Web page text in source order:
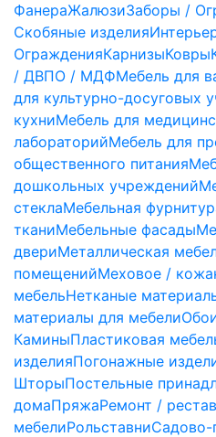
ФанераЖалюзиЗаборы /
Скобяные изделия
ОгражденияКарнизыКовры
/ ДВПО / МДФМебель для
для культурно-досуговых
кухниМебель для
лабораторийМебель для
общественного питания
дошкольных учреждений
стеклаМебельная
тканиМебельные фасады
двериМеталлическая
помещенийМеховое /
мебельНетканые
материалы для мебели
КаминыПластиковая
изделияПогонажные
ШторыПостельные
домаПряжаРемонт /
мебелиРольставниСадово-